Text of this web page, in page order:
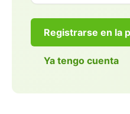
Registrarse en la
Ya tengo cuenta